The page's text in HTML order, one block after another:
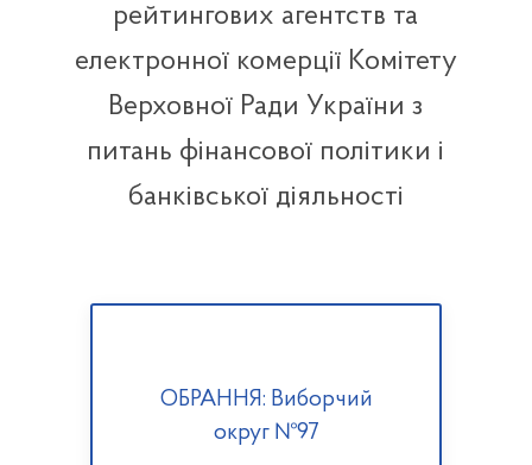
рейтингових агентств та
електронної комерції Комітету
Верховної Ради України з
питань фінансової політики і
банківської діяльності
ОБРАННЯ: Виборчий
округ №97